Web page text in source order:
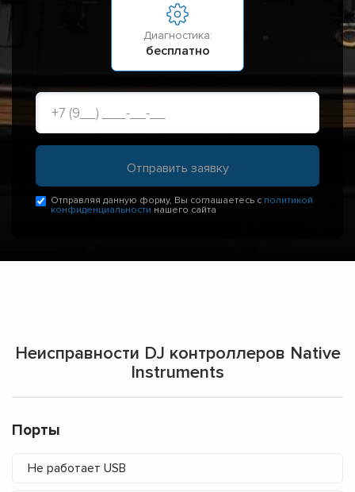
Диагностика:
бесплатно
Отправляя данную форму, Вы соглашаетесь с политикой
конфиденциальности нашего сайта
Неисправности DJ контроллеров Native
Instruments
Порты
Не работает USB